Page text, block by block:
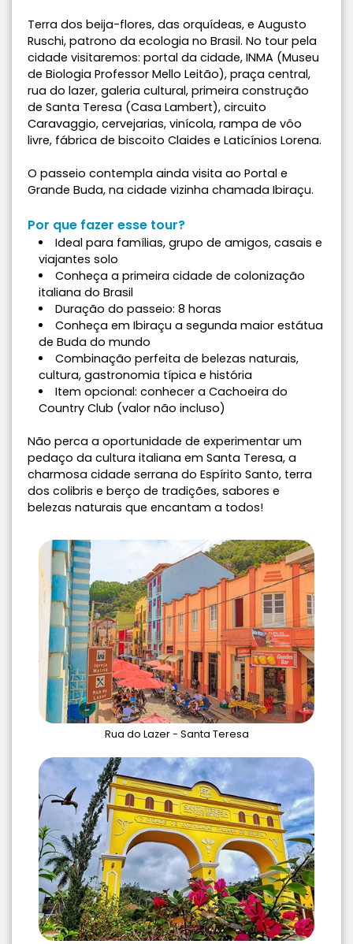
Terra dos beija-flores, das orquídeas, e Augusto
Ruschi, patrono da ecologia no Brasil. No tour pela
cidade visitaremos: portal da cidade, INMA (Museu
de Biologia Professor Mello Leitão), praça central,
rua do lazer, galeria cultural, primeira construção
de Santa Teresa (Casa Lambert), circuito
Caravaggio, cervejarias, vinícola, rampa de vôo
livre, fábrica de biscoito Claides e Laticínios Lorena.
O passeio contempla ainda visita ao Portal e
Grande Buda, na cidade vizinha chamada Ibiraçu.
Por que fazer esse tour?
Ideal para famílias, grupo de amigos, casais e
viajantes solo
Conheça a primeira cidade de colonização
italiana do Brasil
Duração do passeio: 8 horas
Conheça em Ibiraçu a segunda maior estátua
de Buda do mundo
Combinação perfeita de belezas naturais,
cultura, gastronomia típica e história
Item opcional: conhecer a Cachoeira do
Country Club (valor não incluso)
Não perca a oportunidade de experimentar um
pedaço da cultura italiana em Santa Teresa, a
charmosa cidade serrana do Espírito Santo, terra
dos colibris e berço de tradições, sabores e
belezas naturais que encantam a todos!
Rua do Lazer - Santa Teresa